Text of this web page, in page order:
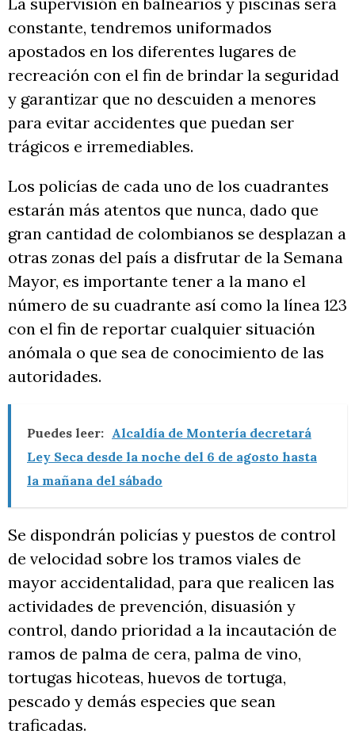
constante, tendremos uniformados
apostados en los diferentes lugares de
recreación con el fin de brindar la seguridad
y garantizar que no descuiden a menores
para evitar accidentes que puedan ser
trágicos e irremediables.
Los policías de cada uno de los cuadrantes
estarán más atentos que nunca, dado que
gran cantidad de colombianos se desplazan a
otras zonas del país a disfrutar de la Semana
Mayor, es importante tener a la mano el
número de su cuadrante así como la línea 123
con el fin de reportar cualquier situación
anómala o que sea de conocimiento de las
autoridades.
Puedes leer: Alcaldía de Montería decretará
Ley Seca desde la noche del 6 de agosto hasta
la mañana del sábado
Se dispondrán policías y puestos de control
de velocidad sobre los tramos viales de
mayor accidentalidad, para que realicen las
actividades de prevención, disuasión y
control, dando prioridad a la incautación de
ramos de palma de cera, palma de vino,
tortugas hicoteas, huevos de tortuga,
pescado y demás especies que sean
traficadas.